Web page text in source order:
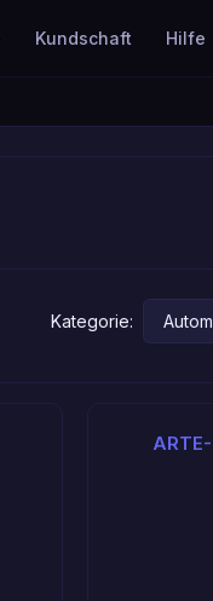
Kundschaft Hilfe
Kategorie: